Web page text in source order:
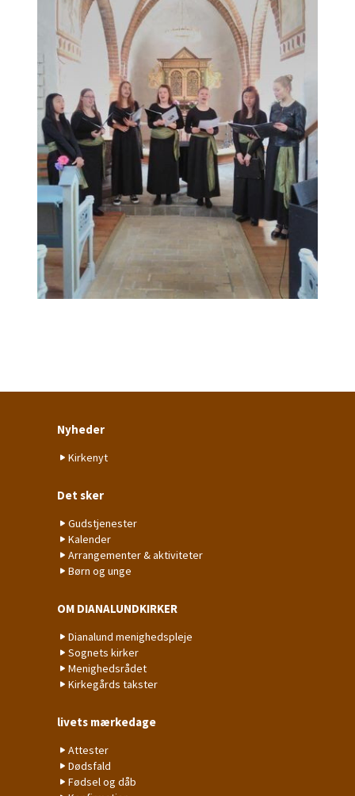
Nyheder
Kirkenyt
Det sker
Gudstjenester
Kalender
Arrangementer & aktiviteter
Børn og unge
OM DIANALUNDKIRKER
Dianalund menighedspleje
Sognets kirker
Menighedsrådet
Kirkegårds takster
livets mærkedage
Attester
Dødsfald
Fødsel og dåb